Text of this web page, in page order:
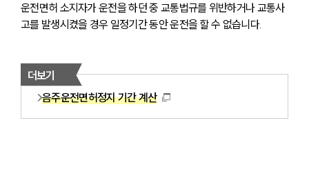
운전면허 소지자가 운전을 하던 중 교통법규를 위반하거나 교통사
고를 발생시켰을 경우 일정기간 동안 운전을 할 수 없습니다.
더보기
음주운전면허정지 기간 계산